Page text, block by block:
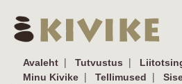
Avaleht | Tutvustus |
Minu Kivike | Tellimused |